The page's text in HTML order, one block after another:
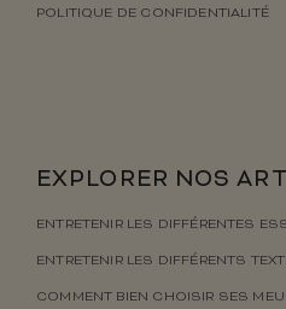
POLITIQUE DE CONFIDENTIALITÉ
EXPLORER NOS
ENTRETENIR LES DIFFÉRENTES
ENTRETENIR LES DIFFÉRENTS
COMMENT BIEN CHOISIR SES